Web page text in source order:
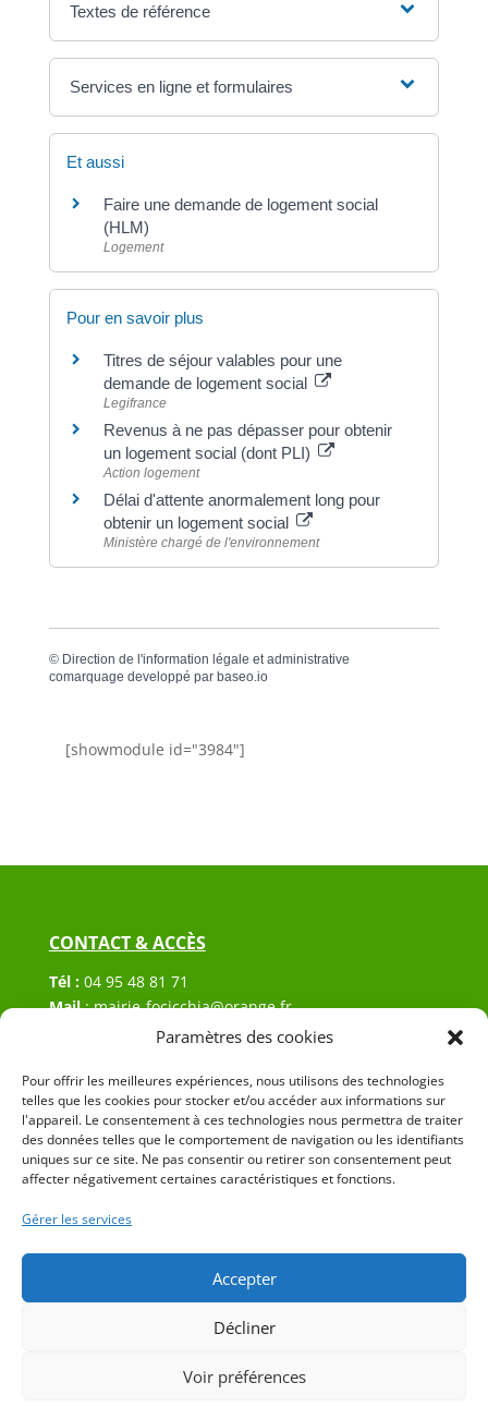
Paramètres des cookies
Pour offrir les meilleures expériences, nous utilisons des technologies
telles que les cookies pour stocker et/ou accéder aux informations sur
l'appareil. Le consentement à ces technologies nous permettra de traiter
des données telles que le comportement de navigation ou les identifiants
uniques sur ce site. Ne pas consentir ou retirer son consentement peut
affecter négativement certaines caractéristiques et fonctions.
Gérer les services
Accepter
Décliner
Voir préférences
Textes de référence
Services en ligne et formulaires
Et aussi
Faire une demande de logement social
(HLM)
Logement
Pour en savoir plus
Titres de séjour valables pour une
demande de logement social
Legifrance
Revenus à ne pas dépasser pour obtenir
un logement social (dont PLI)
Action logement
Délai d'attente anormalement long pour
obtenir un logement social
Ministère chargé de l'environnement
© Direction de l'information légale et administrative
comarquage developpé par baseo.io
[showmodule id="3984"]
CONTACT & ACCÈS
Tél : 04 95 48 81 71
Mail:mairie-focicchia@orange.fr
Hôtel de ville de Focicchia
20212 Focicchia